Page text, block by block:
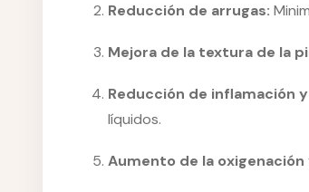
Reducción de arrugas:
Mejora de la textura de la
Reducción de inflamación
líquidos.
Aumento de la